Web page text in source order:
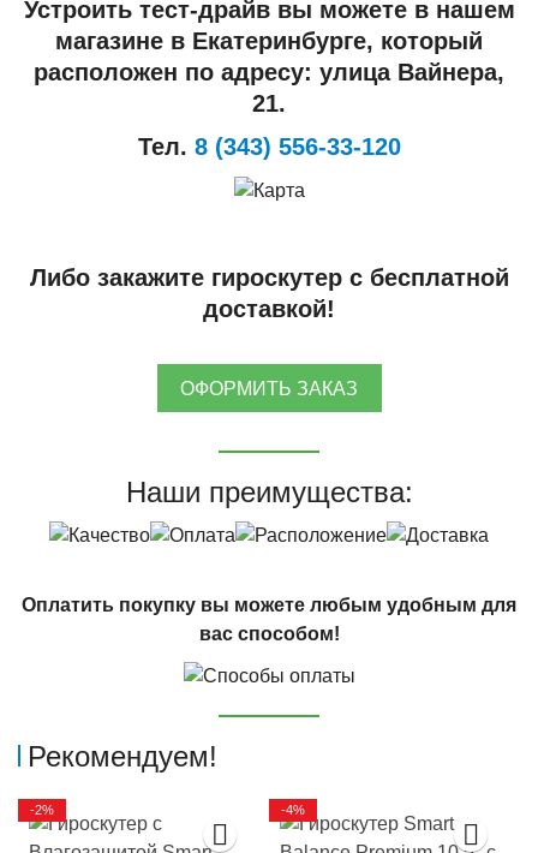
Устроить тест-драйв вы можете в нашем
магазине в Екатеринбурге, который
расположен по адресу: улица Вайнера,
21.
Тел. 8 (343) 556-33-120
Либо закажите гироскутер с бесплатной
доставкой!
ОФОРМИТЬ ЗАКАЗ
Наши преимущества:
Оплатить покупку вы можете любым удобным для
вас способом!
Рекомендуем!
-2% -4%